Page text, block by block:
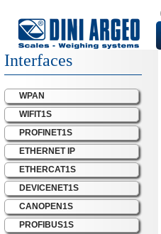
Interfaces
WPAN
WIFIT1S
PROFINET1S
ETHERNET IP
ETHERCAT1S
DEVICENET1S
CANOPEN1S
PROFIBUS1S